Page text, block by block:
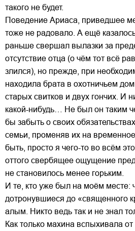
такого не будет.
Поведение Ариаса, приведшее
тоже не радовало. А ещё
раньше свершал вылазки за
отсутствие отца (о чём тот всё
злился), но прежде, при
находила брата в охотничьем
старых свитков и двух гончих. И
какой-нибудь… Не был он таким
бы забыть о своих
семьи, променяв их на
быть, просто я чего-то во всём
оттого свербящее ощущение
не становилось менее горьким.
И те, кто уже был на моём месте:
дотронувшиеся до «священного
алым. Никто ведь так и не знал
Как только махина вспыхивала от